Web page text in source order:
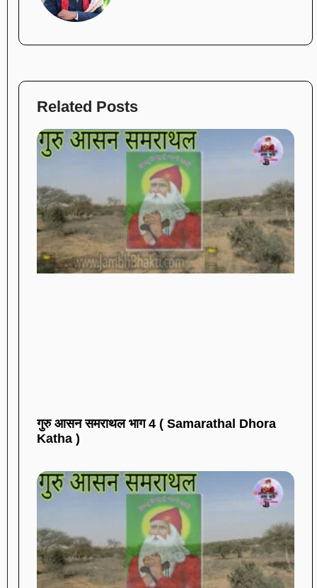
Related Posts
गुरु आसन समराथल भाग 4 ( Samarathal Dhora
Katha )